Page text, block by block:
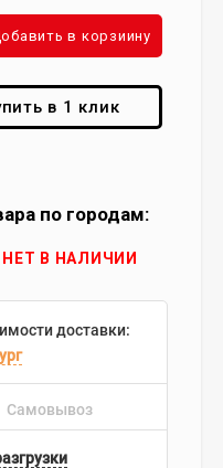
в корзиину
в 1 клик
по городам:
НЕТ В НАЛИЧИИ
доставки:
Самовывоз